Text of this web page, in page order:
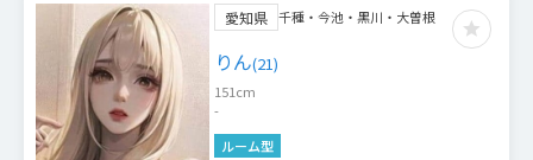
愛知県 千種・今池・黒川・大曽根
りん(21)
151cm
-
ルーム型